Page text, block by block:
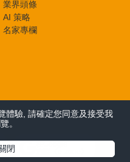
業界頭條
AI 策略
名家專欄
體驗, 請確定您同意及接受我
。
閉